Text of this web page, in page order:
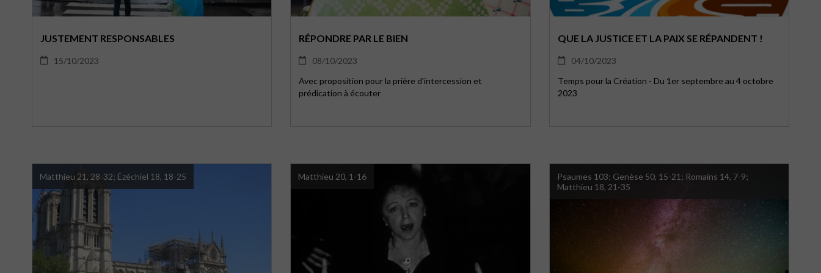
JUSTEMENT RESPONSABLES
15/10/2023
RÉPONDRE PAR LE BIEN
08/10/2023
Avec proposition pour la prière d'intercession et
prédication à écouter
QUE LA JUSTICE ET LA PAIX SE RÉPANDENT !
04/10/2023
Temps pour la Création - Du 1er septembre au 4 octobre
2023
Matthieu 21, 28-32; Ézéchiel 18, 18-25 Matthieu 20, 1-16
Psaumes 103; Genèse 50, 15-21; Romains 14, 7-9;
Matthieu 18, 21-35